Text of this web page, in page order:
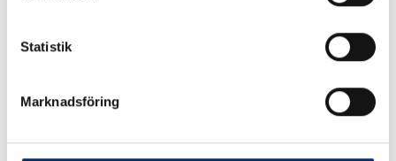
Statistik
Marknadsföring